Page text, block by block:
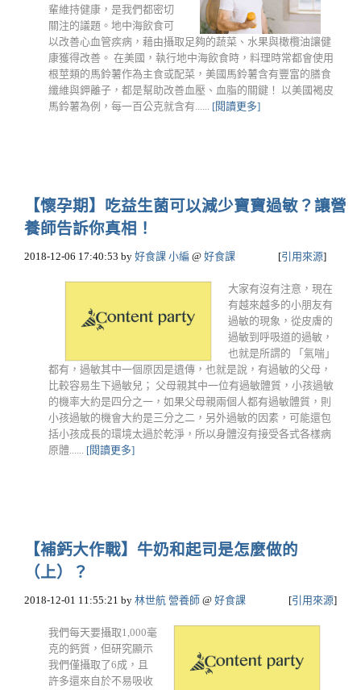
輩維持健康，是我們都密切
關注的議題。地中海飲食可
以改善心血管疾病，藉由攝取足夠的蔬菜、水果與橄欖油讓健
康獲得改善。 在美國，執行地中海飲食時，料理時常都會使用
根莖類的馬鈴薯作為主食或配菜，美國馬鈴薯含有豐富的膳食
纖維與鉀離子，都是幫助改善血壓、血脂的關鍵！ 以美國褐皮
馬鈴薯為例，每一百公克就含有...... [閱讀更多]
【懷孕期】吃益生菌可以減少寶寶過敏？讓營
養師告訴你真相！
2018-12-06 17:40:53 by 好食課 小編 @ 好食課 [引用來源]
大家有沒有注意，現在
有越來越多的小朋友有
過敏的現象，從皮膚的
過敏到呼吸道的過敏，
也就是所謂的 「氣喘」
都有，過敏其中一個原因是遺傳，也就是說，有過敏的父母，
比較容易生下過敏兒； 父母親其中一位有過敏體質，小孩過敏
的機率大約是四分之一，如果父母親兩個人都有過敏體質，則
小孩過敏的機會大約是三分之二，另外過敏的因素，可能還包
括小孩成長的環境太過於乾淨，所以身體沒有接受各式各樣病
原體...... [閱讀更多]
【補鈣大作戰】牛奶和起司是怎麼做的
（上）？
2018-12-01 11:55:21 by 林世航 營養師 @ 好食課 [引用來源]
我們每天要攝取1,000毫
克的鈣質，但研究顯示
我們僅攝取了6成，且
許多還來自於不易吸收